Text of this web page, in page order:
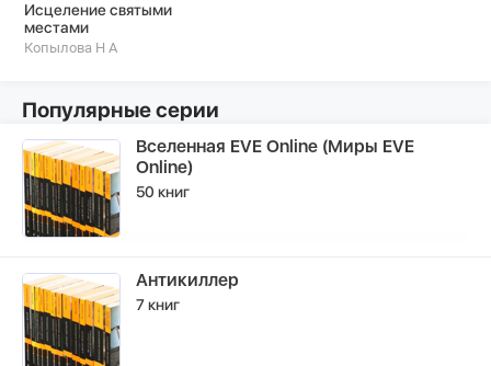
Исцеление святыми
местами
Копылова Н А
Популярные серии
Вселенная EVE Online (Миры EVE
Online)
50 книг
Антикиллер
7 книг